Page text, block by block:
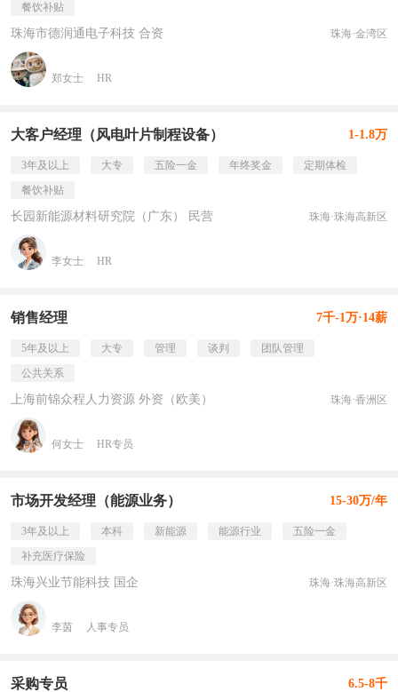
餐饮补贴
珠海市德润通电子科技 合资 珠海·金湾区
郑女士 HR
大客户经理（风电叶片制程设备） 1-1.8万
3年及以上 大专 五险一金 年终奖金
定期体检
餐饮补贴
长园新能源材料研究院（广东） 民营 珠海·珠海高新区
李女士 HR
销售经理 7千-1万·14薪
5年及以上 大专 管理 谈判
团队管理
公共关系
上海前锦众程人力资源 外资（欧美） 珠海·香洲区
何女士 HR专员
市场开发经理（能源业务） 15-30万/年
3年及以上 本科 新能源 能源行业
五险一金
补充医疗保险
珠海兴业节能科技 国企 珠海·珠海高新区
李茵 人事专员
采购专员 6.5-8千